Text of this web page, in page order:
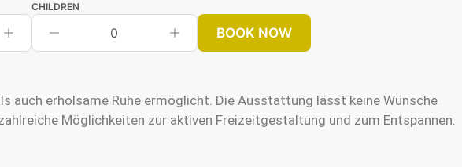
CHILDREN
0 BOOK NOW
erholsame Ruhe ermöglicht. Die Ausstattung lässt keine Wünsche
Möglichkeiten zur aktiven Freizeitgestaltung und zum Entspannen.